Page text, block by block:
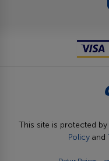
This site is protected
Policy and